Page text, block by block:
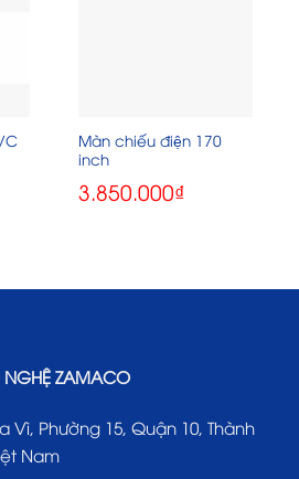
Màn chiếu điện 170
inch
3.850.000₫
NGHỆ ZAMACO
Vì, Phường 15, Quận 10, Thành
Nam